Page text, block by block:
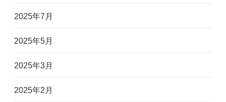
2025年7月
2025年5月
2025年3月
2025年2月